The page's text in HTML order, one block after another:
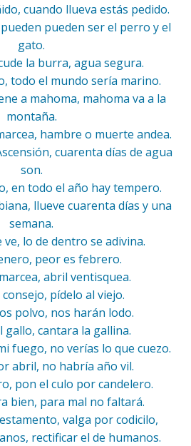
cuando llueva estás pedido.
pueden ser el perro y el
gato.
la burra, agua segura.
todo el mundo sería marino.
a mahoma, mahoma va a la
montaña.
hambre o muerte andea.
cuarenta días de agua
son.
en todo el año hay tempero.
llueve cuarenta días y una
semana.
ve, lo de dentro se adivina.
peor es febrero.
abril ventisquea.
pídelo al viejo.
polvo, nos harán lodo.
gallo, cantara la gallina.
fuego, no verías lo que cuezo.
abril, no habría año vil.
pon el culo por candelero.
bien, para mal no faltará.
valga por codicilo,
rectificar el de humanos.